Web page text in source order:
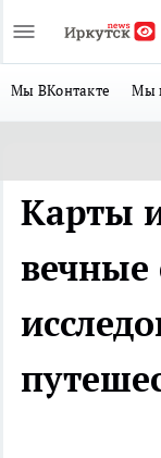
Мы ВКонтакте Мы
Карты
вечные